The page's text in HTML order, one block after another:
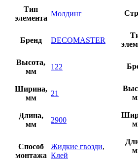
Тип
элемента
Молдинг
Бренд DECOMASTER
Высота,
мм
122
Ширина,
мм
21
Длина,
мм
2900
Способ
монтажа
Жидкие гвозди,
Клей